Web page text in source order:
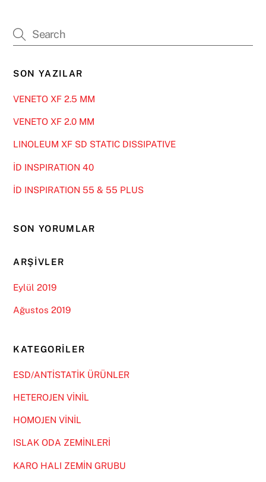
SON YAZILAR
VENETO XF 2.5 MM
VENETO XF 2.0 MM
LINOLEUM XF SD STATIC DISSIPATIVE
İD INSPIRATION 40
İD INSPIRATION 55 & 55 PLUS
SON YORUMLAR
ARŞIVLER
Eylül 2019
Ağustos 2019
KATEGORILER
ESD/ANTİSTATİK ÜRÜNLER
HETEROJEN VİNİL
HOMOJEN VİNİL
ISLAK ODA ZEMİNLERİ
KARO HALI ZEMİN GRUBU